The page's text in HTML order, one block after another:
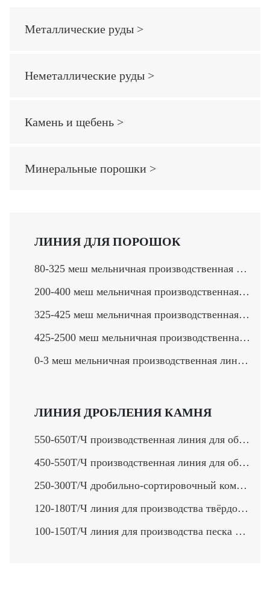
Металлические руды >
Неметаллические руды >
Камень и щебень >
Минеральные порошки >
ЛИНИЯ ДЛЯ ПОРОШОК
80-325 меш мельничная производственная линия >
200-400 меш мельничная производственная линия >
325-425 меш мельничная производственная линия >
425-2500 меш мельничная производственная линия >
0-3 меш мельничная производственная линия >
ЛИНИЯ ДРОБЛЕНИЯ КАМНЯ
550-650Т/Ч производственная линия для обработки камня>
450-550Т/Ч производственная линия для обработки твердого камня>
250-300Т/Ч дробильно-сортировочный комплекс>
120-180Т/Ч линия для производства твёрдого камени>
100-150Т/Ч линия для производства песка и щебня>